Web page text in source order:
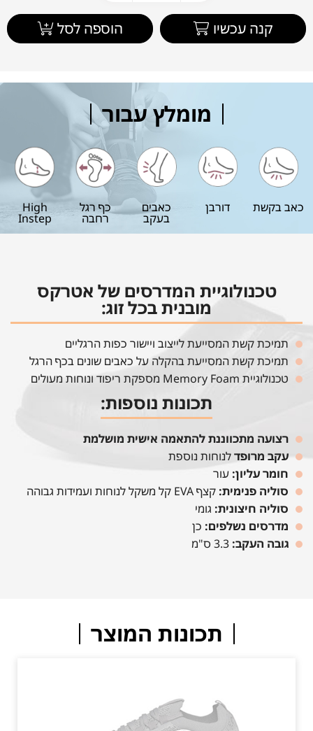
קנה עכשיו הוספה לסל
מומלץ עבור
כאב בקשת דורבן כאבים
בעקב
כף רגל
רחבה
High
Instep
טכנולוגיית המדרסים של אטרקס
מובנית בכל זוג:
תמיכת קשת המסייעת לייצוב ויישור כפות הרגליים
תמיכת קשת המסייעת בהקלה על כאבים שונים בכף הרגל
טכנולוגיית Memory Foam מספקת ריפוד ונוחות מעולים
תכונות נוספות:
רצועה מתכווננת להתאמה אישית מושלמת
עקב מרופדלנוחות נוספת
חומר עליון: עור
סוליה פנימית: קצף EVA קל משקל לנוחות ועמידות גבוהה
סוליה חיצונית: גומי
מדרסים נשלפים: כן
גובה העקב:
תכונות המוצר